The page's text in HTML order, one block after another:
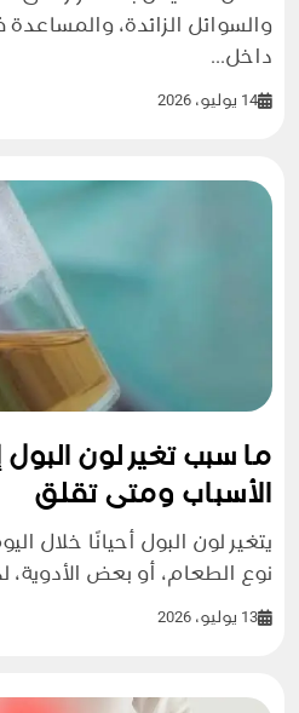
والسوائل الزائدة،
داخل...
14 يوليو، 2026
ما سبب تغير لون
الأسباب ومتى تقلق
يتغير لون البول أحيانًا خلال
نوع الطعام، أو بعض الأدوية،
13 يوليو، 2026